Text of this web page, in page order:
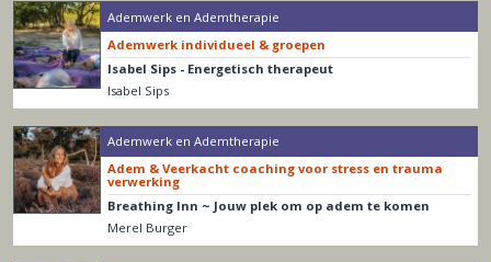
Ademwerk en Ademtherapie
Ademwerk individueel & groepen
Isabel Sips - Energetisch therapeut
Isabel Sips
Ademwerk en Ademtherapie
Adem & Veerkacht coaching voor stress en trauma
verwerking
Breathing Inn ~ Jouw plek om op adem te komen
Merel Burger